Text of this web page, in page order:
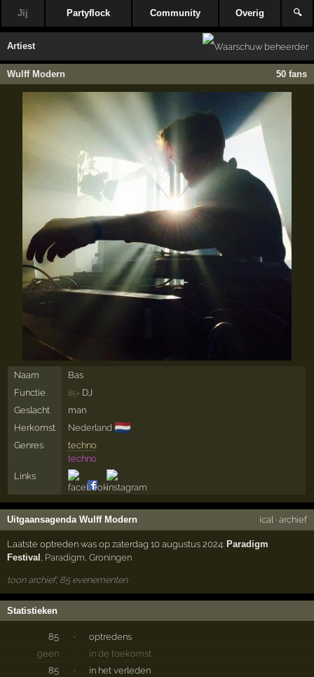
Jij Partyflock Community Overig 🔍
Artiest
Wulff Modern 50 fans
Naam
Bas
Functie
85× DJ
Geslacht
man
Herkomst
Nederland 🇳🇱
Genres
techno
techno
Links
Uitgaansagenda Wulff Modern ical· archief
Laatste optreden was op zaterdag 10 augustus 2024: Paradigm
Festival
Paradigm ,Groningen
toon archief, 85 evenementen
Statistieken
85 ·
optredens
geen
·
in de toekomst
85
·
in het verleden